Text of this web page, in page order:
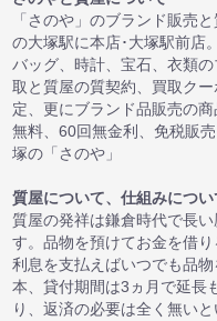
「さのや」のブランド販売
の大塚駅に本店･大塚駅前店
バッグ、時計、宝石、衣類
取と質屋の質契約、買取ク
定、更にブランド品販売の
無料、60回無金利、免税販
塚の「さのや」
質屋について、仕組みについ
質屋の発祥は鎌倉時代で長
す。品物を預けてお金を借
利息を支払えばいつでも品
本、貸付期間は3ヵ月で延長
り、返済の必要は全く無い